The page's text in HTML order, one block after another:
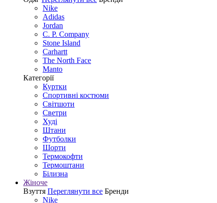
Nike
Adidas
Jordan
C. P. Company
Stone Island
Carhartt
The North Face
Manto
Категорії
Куртки
Спортивні костюми
Світшоти
Светри
Худі
Штани
Футболки
Шорти
Термокофти
Термоштани
Білизна
Жіноче
Взуття Переглянути все Бренди
Nike